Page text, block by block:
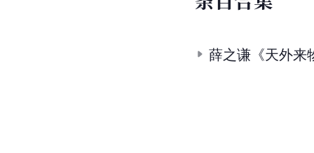
薛之谦《天外来